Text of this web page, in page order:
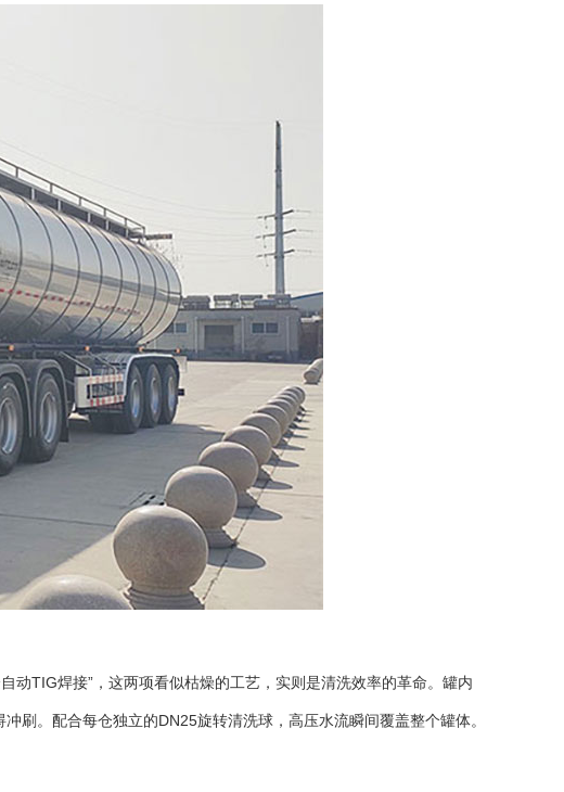
TIG焊接”，这两项看似枯燥的工艺，实则是清洗效率的革命。罐内
刷。配合每仓独立的DN25旋转清洗球，高压水流瞬间覆盖整个罐体。